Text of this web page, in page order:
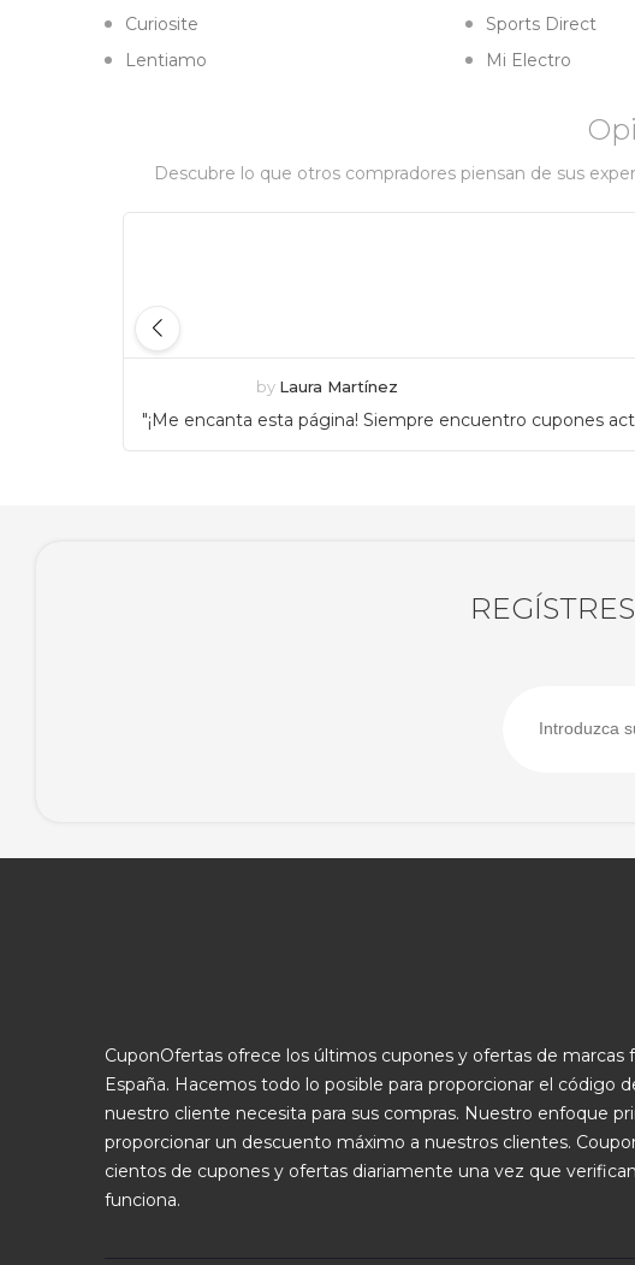
Curiosite
Lentiamo
Sports Direct
Mi Electro
Descubre lo que otros compradores piensan de sus
by Laura Martínez
"¡Me encanta esta página! Siempre encuentro cupones
CuponOfertas ofrece los últimos cupones y ofertas de marcas
España. Hacemos todo lo posible para proporcionar el código
nuestro cliente necesita para sus compras. Nuestro enfoque
proporcionar un descuento máximo a nuestros clientes.
cientos de cupones y ofertas diariamente una vez que
funciona.